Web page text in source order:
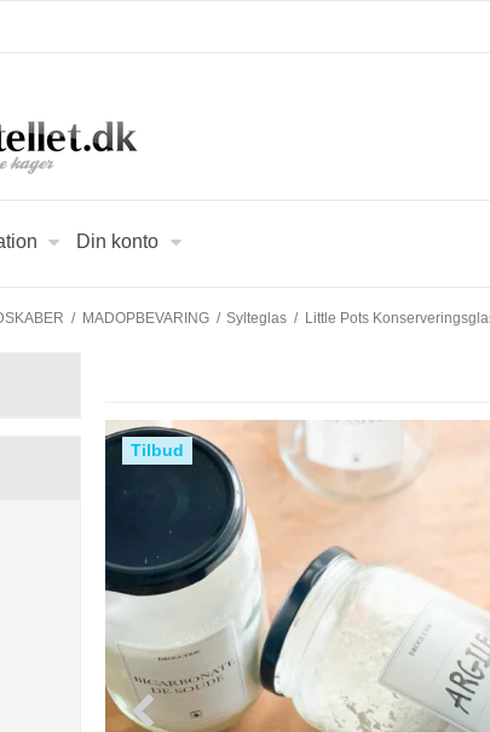
Din konto
/ MADOPBEVARING / Sylteglas / Little Pots
Tilbud